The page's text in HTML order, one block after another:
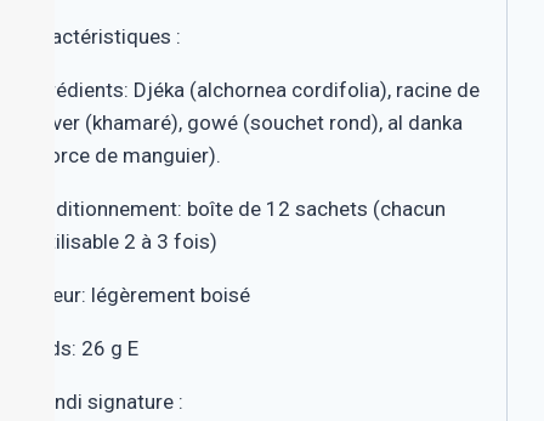
Caractéristiques :
Ingrédients: Djéka (alchornea cordifolia), racine de
vétiver (khamaré), gowé (souchet rond), al danka
(écorce de manguier).
Conditionnement: boîte de 12 sachets (chacun
réutilisable 2 à 3 fois)
Saveur: légèrement boisé
Poids: 26 g E
Ôkandi signature :